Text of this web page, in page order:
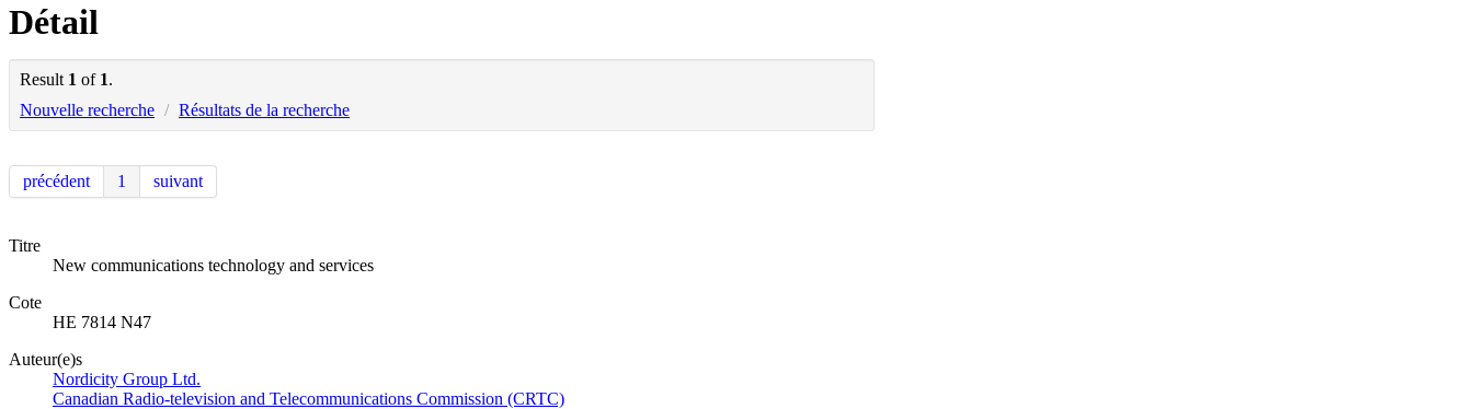
Détail
Result 1 of 1.
Nouvelle recherche / Résultats de la recherche
précédent 1 suivant
Titre
New communications technology and services
Cote
HE 7814 N47
Auteur(e)s
Nordicity Group Ltd.
Canadian Radio-television and Telecommunications Commission (CRTC)